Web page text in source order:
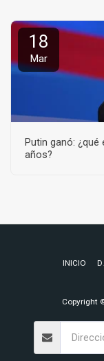
18
Mar
Putin ganó:
años?
Copyright
INICIO